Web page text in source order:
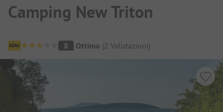
Camping New Triton
Panoramica del campeggio
8 Ottimo (2 Valutazioni)